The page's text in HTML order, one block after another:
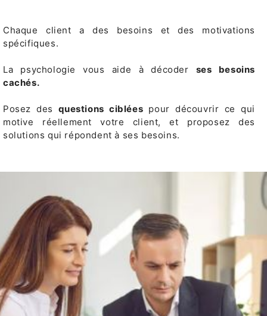
Chaque client a des besoins et des motivations
spécifiques.
La psychologie vous aide à décoder ses besoins
cachés.
Posez desquestions ciblées pour découvrir ce qui
motive réellement votre client, et proposez des
solutions qui répondent à ses besoins.